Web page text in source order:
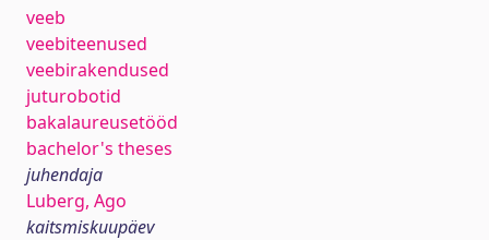
veeb
veebiteenused
veebirakendused
juturobotid
bakalaureusetööd
bachelor's theses
juhendaja
Luberg, Ago
kaitsmiskuupäev